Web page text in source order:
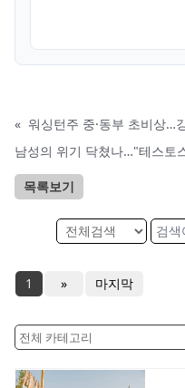
« 워싱턴주 중·동부 초비상…
남성의 위기 닥쳤나…"테스토
목록보기
1 » 마지막